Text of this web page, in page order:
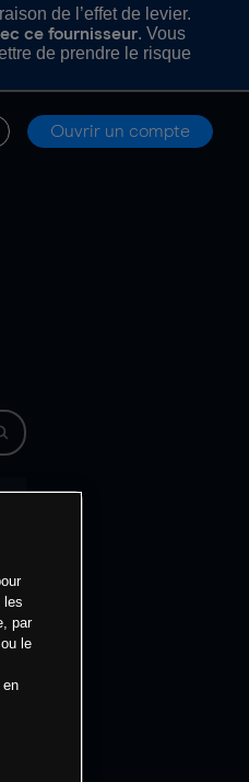
de l’effet de levier.
ce fournisseur. Vous
de prendre le risque
Ouvrir un compte
les
par
le
en